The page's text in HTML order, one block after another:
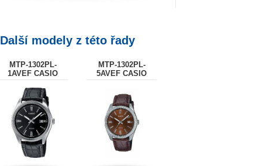
Další modely z této řady
MTP-1302PL-
1AVEF CASIO
MTP-1302PL-
5AVEF CASIO